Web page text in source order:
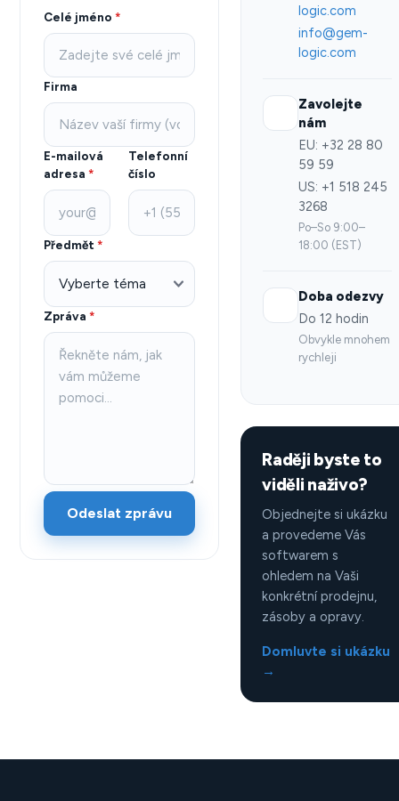
Celé jméno*
Firma
E-mailová
adresa*
Telefonní
číslo
Předmět*
Zpráva*
Odeslat zprávu
logic.com
info@gem-
logic.com
Zavolejte
nám
EU: +32 28 80
59 59
US: +1 518 245
3268
Po–So 9:00–
18:00 (EST)
Doba odezvy
Do 12 hodin
Obvykle mnohem
rychleji
Raději byste to
viděli naživo?
Objednejte si ukázku
a provedeme Vás
softwarem s
ohledem na Vaši
konkrétní prodejnu,
zásoby a opravy.
Domluvte si ukázku
→